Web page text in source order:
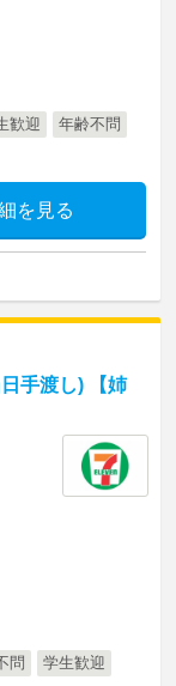
歓迎
年齢不問
を見る
手渡し) 【姉
問
学生歓迎